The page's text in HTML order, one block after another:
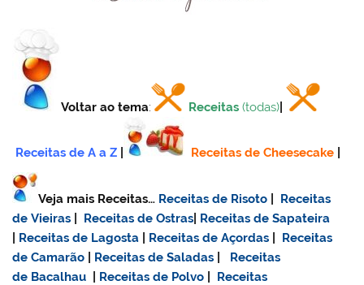
Voltar ao tema: Receitas (todas)
Receitas de A a Z Receitas de Cheesecake
Veja mais Receitas… Receitas de Risoto
Receitas
de Vieiras
Receitas de Ostras Receitas de Sapateira
Receitas de Lagosta Receitas de Açordas
Receitas
de Camarão
Receitas de Saladas
Receitas
de Bacalhau
Receitas de Polvo
Receitas